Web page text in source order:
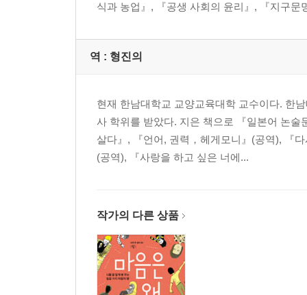
식과 농업』, 『공생 사회의 윤리』, 『지구
역 : 형진의
현재 한남대학교 교양교육대학 교수이다. 한
사 학위를 받았다. 지은 책으로 『일본어 논
살다』, 『언어, 권력，헤게모니』(공역), 『
(공역), 『사랑을 하고 싶은 너에...
작가의 다른 상품